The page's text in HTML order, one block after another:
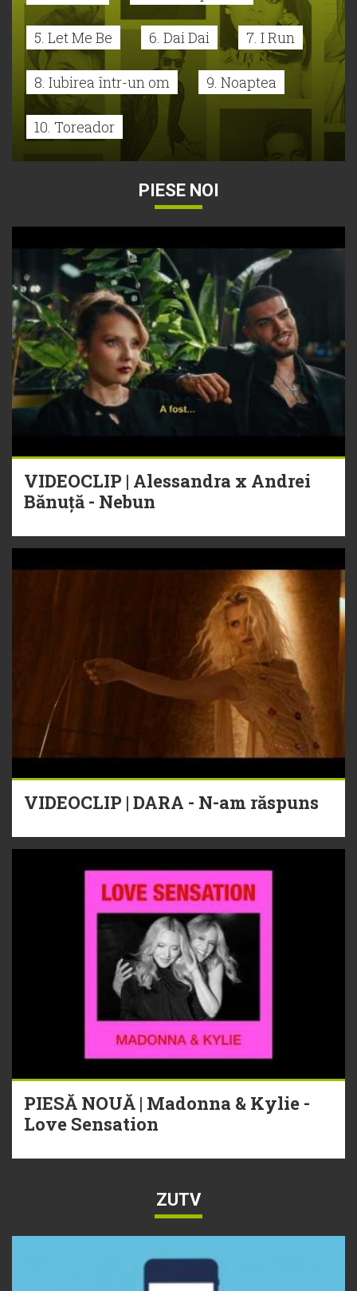
5. Let Me Be 6. Dai Dai 7. I Run
8. Iubirea într-un om 9. Noaptea
10. Toreador
PIESE NOI
VIDEOCLIP | Alessandra x Andrei
Bănuță - Nebun
VIDEOCLIP | DARA - N-am răspuns
PIESĂ NOUĂ | Madonna & Kylie -
Love Sensation
ZUTV